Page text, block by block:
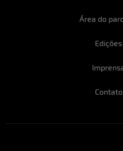
Área do
Edições
Contato